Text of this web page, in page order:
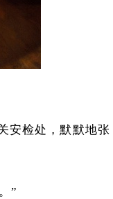
安检处，默默地张
”